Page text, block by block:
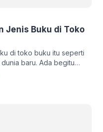
Jenis Buku di Toko
di toko buku itu seperti
baru. Ada begitu
buku yang bisa ditemukan
tertata rapi. Mulai dari
ada di toko buku,